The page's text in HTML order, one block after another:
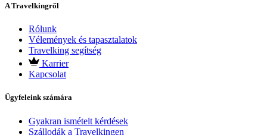
A Travelkingről
Rólunk
Vélemények és tapasztalatok
Travelking segítség
Karrier
Kapcsolat
Ügyfeleink számára
Gyakran ismételt kérdések
Szállodák a Travelkingen